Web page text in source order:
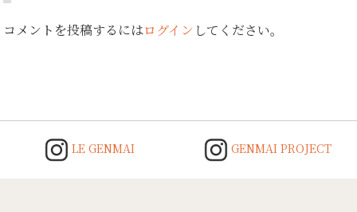
コメントを投稿するにはログイン してください。
LE GENMAI GENMAI PROJECT